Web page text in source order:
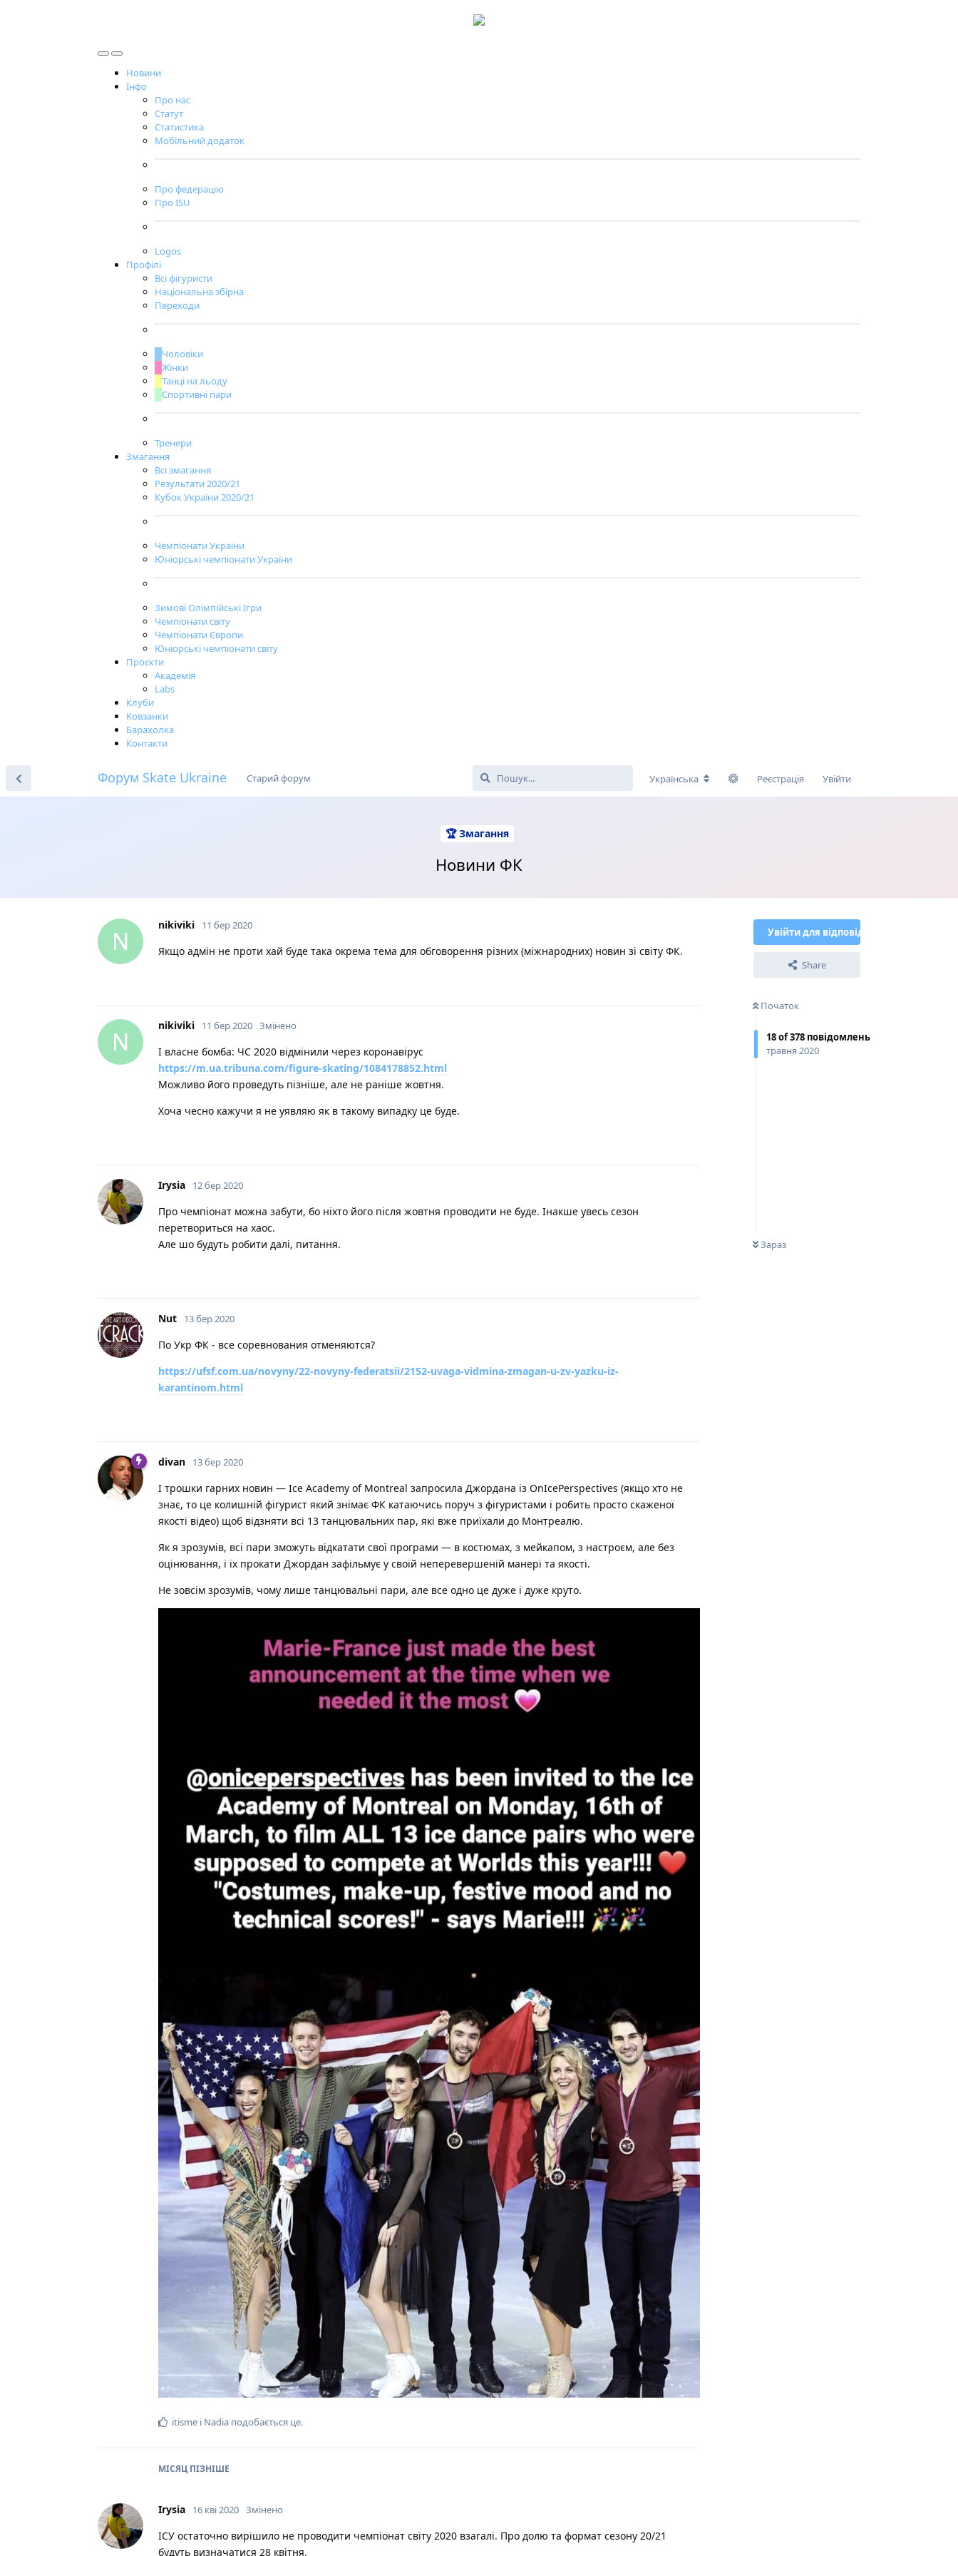
Новини
Інфо
Про нас
Статут
Статистика
Мобільний додаток
Про федерацію
Про ISU
Logos
Профілі
Всі фігуристи
Національна збірна
Переходи
Чоловіки
Жінки
Танці на льоду
Спортивні пари
Тренери
Змагання
Всі змагання
Результати 2020/21
Кубок України 2020/21
Чемпіонати України
Юніорські чемпіонати України
Зимові Олімпійські Ігри
Чемпіонати світу
Чемпіонати Європи
Юніорські чемпіонати світу
Проєкти
Академія
Labs
Клуби
Ковзанки
Барахолка
Контакти
Форум Skate Ukraine Старий форум Українська Реєстрація Увійти
🏆 Змагання
Новини ФК
Увійти для відповіді
Share
Початок
18of378 повідомлень
травня 2020
Зараз
N
nikiviki 11 бер 2020
Якщо адмін не проти хай буде така окрема тема для обговорення різних (міжнародних) новин зі світу ФК.
N
nikiviki 11 бер 2020 Змінено
І власне бомба: ЧС 2020 відмінили через коронавірус
https://m.ua.tribuna.com/figure-skating/1084178852.html
Можливо його проведуть пізніше, але не раніше жовтня.
Хоча чесно кажучи я не уявляю як в такому випадку це буде.
Irysia 12 бер 2020
Про чемпіонат можна забути, бо ніхто його після жовтня проводити не буде. Інакше увесь сезон
перетвориться на хаос.
Але шо будуть робити далі, питання.
Nut 13 бер 2020
По Укр ФК - все соревнования отменяются?
https://ufsf.com.ua/novyny/22-novyny-federatsii/2152-uvaga-vidmina-zmagan-u-zv-yazku-iz-
karantinom.html
divan 13 бер 2020
І трошки гарних новин — Ice Academy of Montreal запросила Джордана із OnIcePerspectives (якщо хто не
знає, то це колишній фігурист який знімає ФК катаючись поруч з фігуристами і робить просто скаженої
якості відео) щоб відзняти всі 13 танцювальних пар, які вже приїхали до Монтреалю.
Як я зрозумів, всі пари зможуть відкатати свої програми — в костюмах, з мейкапом, з настроєм, але без
оцінювання, і їх прокати Джордан зафільмує у своїй неперевершеній манері та якості.
Не зовсім зрозумів, чому лише танцювальні пари, але все одно це дуже і дуже круто.
itisme і Nadia подобається це.
МІСЯЦ ПІЗНІШЕ
Irysia 16 кві 2020 Змінено
ІСУ остаточно вирішило не проводити чемпіонат світу 2020 взагалі. Про долю та формат сезону 20/21
будуть визначатися 28 квітня.